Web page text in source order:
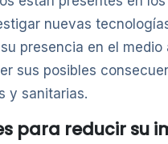
nuevas
presencia en el medio
sus posibles
y sanitarias.
para reducir su